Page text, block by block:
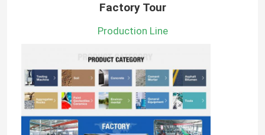
Factory Tour
Production Line